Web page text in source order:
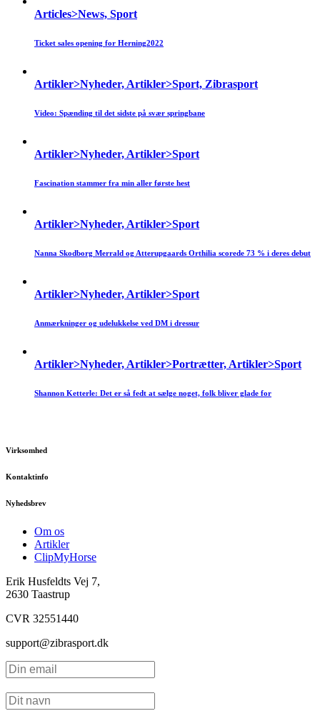
Articles>News, Sport
Ticket sales opening for Herning2022
Artikler>Nyheder, Artikler>Sport, Zibrasport
Video: Spænding til det sidste på svær springbane
Artikler>Nyheder, Artikler>Sport
Fascination stammer fra min aller første hest
Artikler>Nyheder, Artikler>Sport
Nanna Skodborg Merrald og Atterupgaards Orthilia scorede 73 % i deres debut
Artikler>Nyheder, Artikler>Sport
Anmærkninger og udelukkelse ved DM i dressur
Artikler>Nyheder, Artikler>Portrætter, Artikler>Sport
Shannon Ketterle: Det er så fedt at sælge noget, folk bliver glade for
Virksomhed
Kontaktinfo
Nyhedsbrev
Om os
Artikler
ClipMyHorse
Erik Husfeldts Vej 7,
2630 Taastrup
CVR 32551440
support@zibrasport.dk